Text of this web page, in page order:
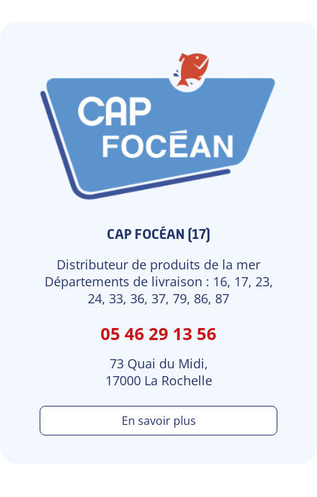
CAP FOCÉAN (17)
Distributeur de produits de la mer
Départements de livraison : 16, 17, 23,
24, 33, 36, 37, 79, 86, 87
05 46 29 13 56
73 Quai du Midi,
17000 La Rochelle
En savoir plus